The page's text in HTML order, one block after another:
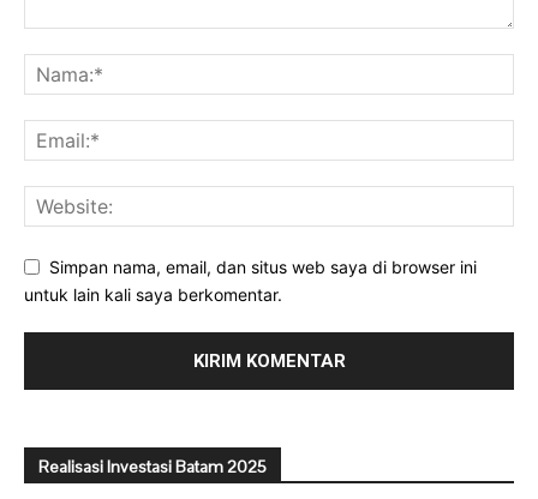
Simpan nama, email, dan situs web saya di browser ini
untuk lain kali saya berkomentar.
Realisasi Investasi Batam 2025